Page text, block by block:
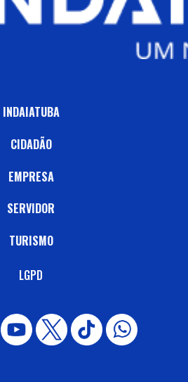
INDAIATUBA
CIDADÃO
EMPRESA
SERVIDOR
TURISMO
LGPD